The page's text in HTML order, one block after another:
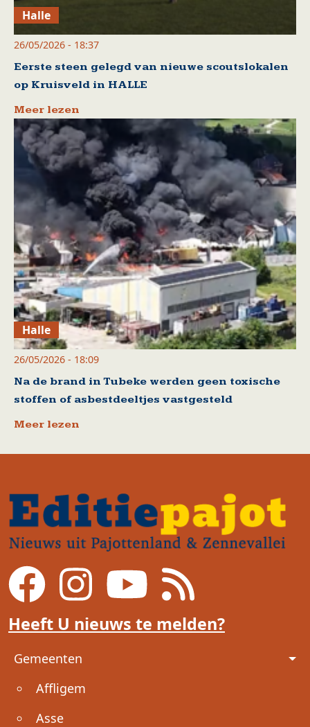
Halle
26/05/2026 - 18:37
Eerste steen gelegd van nieuwe scoutslokalen
op Kruisveld in HALLE
Meer lezen
Halle
26/05/2026 - 18:09
Na de brand in Tubeke werden geen toxische
stoffen of asbestdeeltjes vastgesteld
Meer lezen
Heeft U nieuws te melden?
Voet
Gemeenten
Affligem
Asse